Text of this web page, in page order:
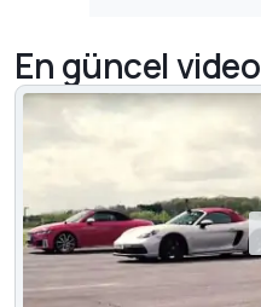
En güncel video